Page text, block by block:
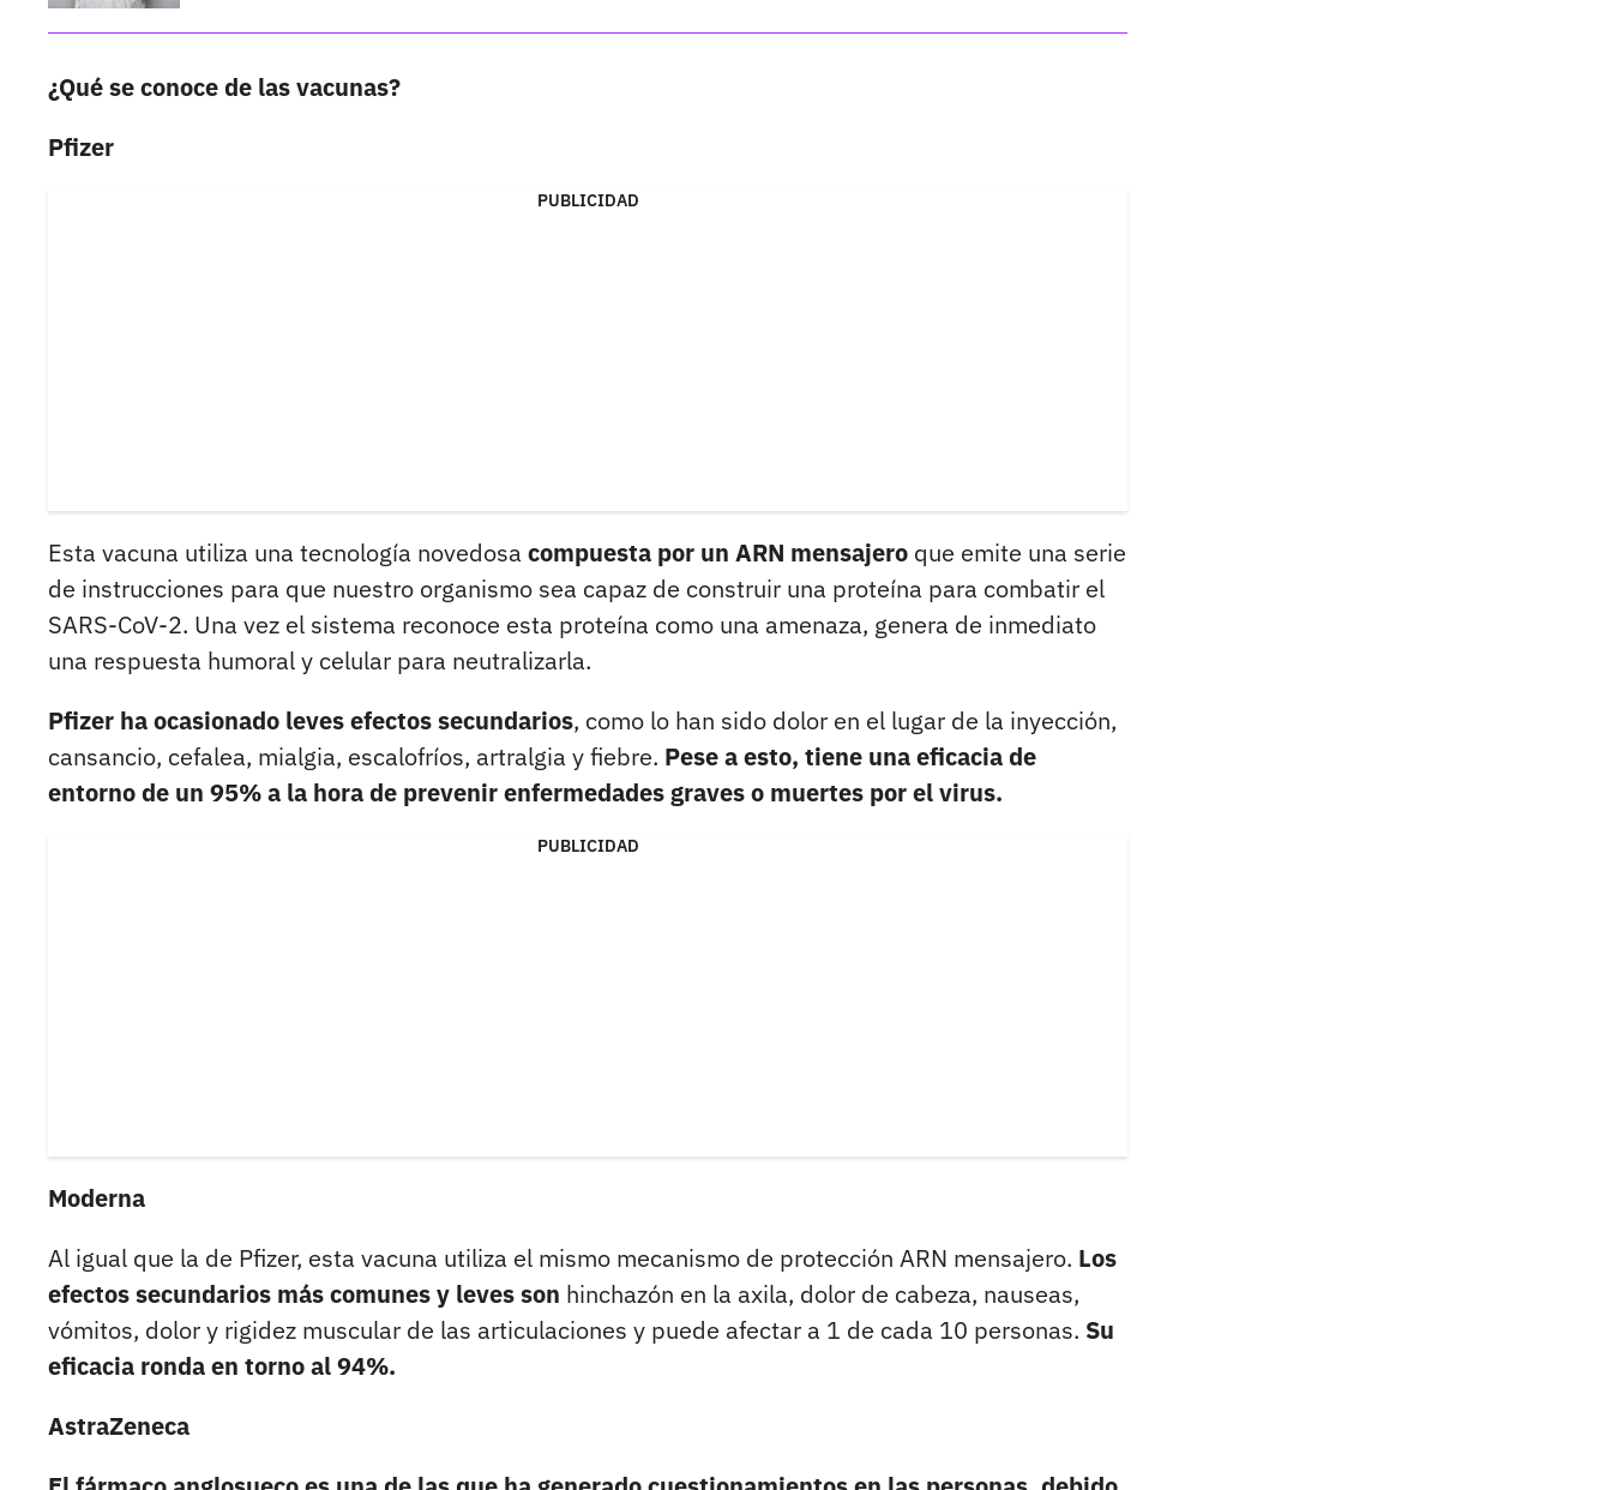
¿Qué se conoce de las vacunas?
Pfizer
PUBLICIDAD
Esta vacuna utiliza una tecnología novedosa compuesta por un ARN mensajero que emite una serie
de instrucciones para que nuestro organismo sea capaz de construir una proteína para combatir el
SARS-CoV-2. Una vez el sistema reconoce esta proteína como una amenaza, genera de inmediato
una respuesta humoral y celular para neutralizarla.
Pfizer ha ocasionado leves efectos secundarios, como lo han sido dolor en el lugar de la inyección,
cansancio, cefalea, mialgia, escalofríos, artralgia y fiebre. Pese a esto, tiene una eficacia de
entorno de un 95% a la hora de prevenir enfermedades graves o muertes por el virus.
PUBLICIDAD
Moderna
Al igual que la de Pfizer, esta vacuna utiliza el mismo mecanismo de protección ARN mensajero. Los
efectos secundarios más comunes y leves son hinchazón en la axila, dolor de cabeza, nauseas,
vómitos, dolor y rigidez muscular de las articulaciones y puede afectar a 1 de cada 10 personas. Su
eficacia ronda en torno al 94%.
AstraZeneca